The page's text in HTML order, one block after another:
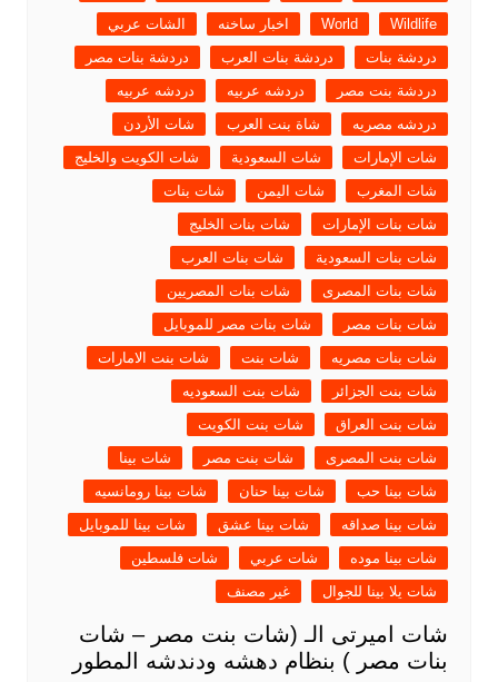
Wildlife
World اخبار ساخنه
الشات عربي
دردشة بنات
دردشة بنات العرب
دردشة بنات مصر
دردشة بنت مصر
دردشه عربيه
دردشه عربيه
دردشه مصريه
شاة بنت العرب
شات الأردن
شات الإمارات
شات السعودية
شات الكويت والخليج
شات المغرب
شات اليمن
شات بنات
شات بنات الإمارات
شات بنات الخليج
شات بنات السعودية
شات بنات العرب
شات بنات المصرى
شات بنات المصريين
شات بنات مصر
شات بنات مصر للموبايل
شات بنات مصريه
شات بنت
شات بنت الامارات
شات بنت الجزائر
شات بنت السعوديه
شات بنت العراق
شات بنت الكويت
شات بنت المصرى
شات بنت مصر
شات بينا
شات بينا حب
شات بينا حنان
شات بينا رومانسيه
شات بينا صداقه
شات بينا عشق
شات بينا للموبايل
شات بينا موده
شات عربي
شات فلسطين
شات يلا بينا للجوال
غير مصنف
شات اميرتى الـ (شات بنت مصر – شات
بنات مصر ) بنظام دهشه ودندشه المطور